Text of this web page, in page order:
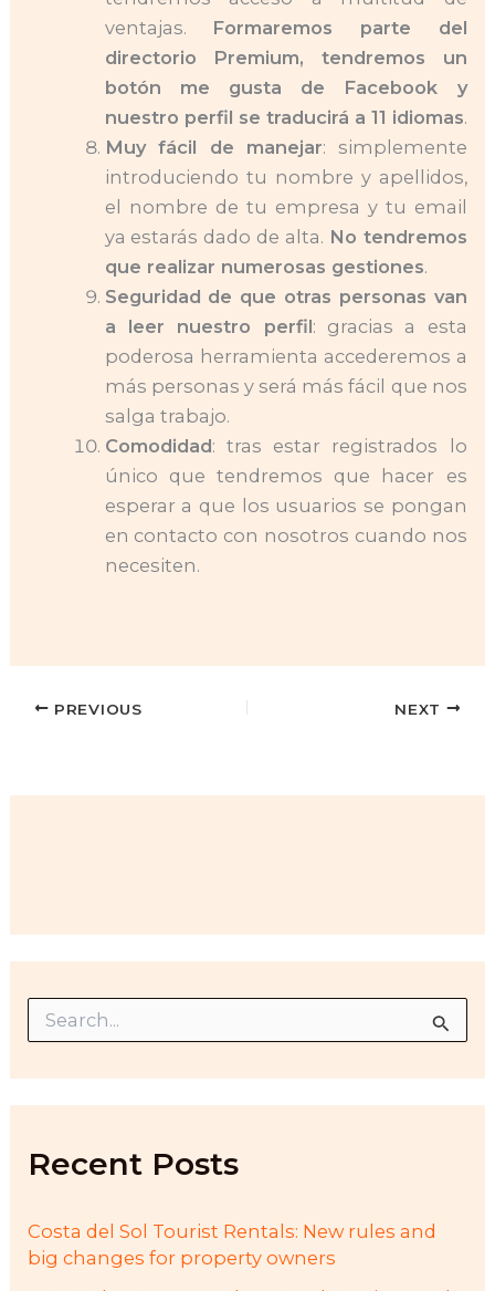
ventajas. Formaremos parte del
directorio Premium, tendremos un
botón me gusta de Facebook y
nuestro perfil se traducirá a 11 idiomas.
Muy fácil de manejar: simplemente
introduciendo tu nombre y apellidos,
el nombre de tu empresa y tu email
ya estarás dado de alta. No tendremos
que realizar numerosas gestiones.
Seguridad de que otras personas van
a leer nuestro perfil: gracias a esta
poderosa herramienta accederemos a
más personas y será más fácil que nos
salga trabajo.
Comodidad: tras estar registrados lo
único que tendremos que hacer es
esperar a que los usuarios se pongan
en contacto con nosotros cuando nos
necesiten.
PREVIOUS NEXT
r
o
Recent Posts
Costa del Sol Tourist Rentals: New rules and
big changes for property owners